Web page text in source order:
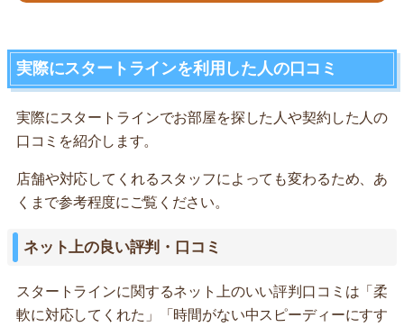
実際にスタートラインを利用した人の口コミ
実際にスタートラインでお部屋を探した人や契約した人の
口コミを紹介します。
店舗や対応してくれるスタッフによっても変わるため、あ
くまで参考程度にご覧ください。
ネット上の良い評判・口コミ
スタートラインに関するネット上のいい評判口コミは「柔
軟に対応してくれた」「時間がない中スピーディーにすす